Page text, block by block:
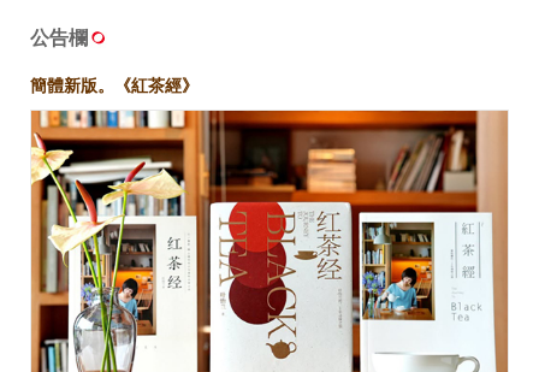
公告欄
簡體新版。《紅茶經》